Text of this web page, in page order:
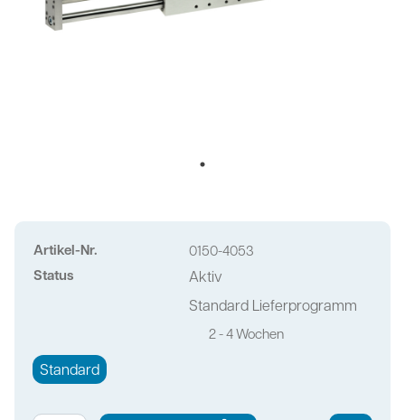
Artikel-Nr. 0150-4053
Status
Aktiv
Standard Lieferprogramm
2 - 4 Wochen
Standard